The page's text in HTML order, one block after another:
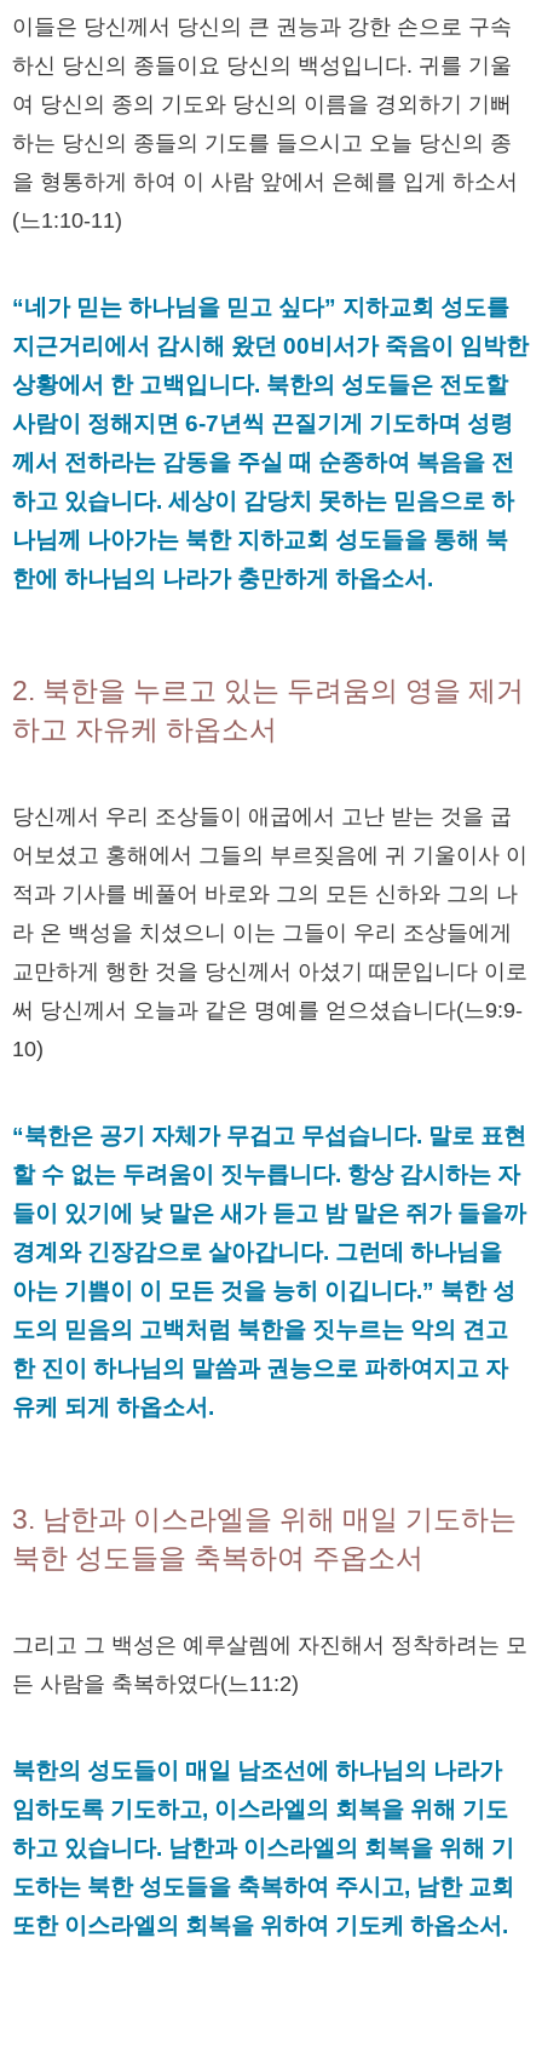
이들은 당신께서 당신의 큰 권능과 강한 손으로 구속
하신 당신의 종들이요 당신의 백성입니다. 귀를 기울
여 당신의 종의 기도와 당신의 이름을 경외하기 기뻐
하는 당신의 종들의 기도를 들으시고 오늘 당신의 종
을 형통하게 하여 이 사람 앞에서 은혜를 입게 하소서
(느1:10-11)
“네가 믿는 하나님을 믿고 싶다” 지하교회 성도를
지근거리에서 감시해 왔던 00비서가 죽음이 임박한
상황에서 한 고백입니다. 북한의 성도들은 전도할
사람이 정해지면 6-7년씩 끈질기게 기도하며 성령
께서 전하라는 감동을 주실 때 순종하여 복음을 전
하고 있습니다. 세상이 감당치 못하는 믿음으로 하
나님께 나아가는 북한 지하교회 성도들을 통해 북
한에 하나님의 나라가 충만하게 하옵소서.
2. 북한을 누르고 있는 두려움의 영을 제거
하고 자유케 하옵소서
당신께서 우리 조상들이 애굽에서 고난 받는 것을 굽
어보셨고 홍해에서 그들의 부르짖음에 귀 기울이사 이
적과 기사를 베풀어 바로와 그의 모든 신하와 그의 나
라 온 백성을 치셨으니 이는 그들이 우리 조상들에게
교만하게 행한 것을 당신께서 아셨기 때문입니다 이로
써 당신께서 오늘과 같은 명예를 얻으셨습니다(느9:9-
10)
“북한은 공기 자체가 무겁고 무섭습니다. 말로 표현
할 수 없는 두려움이 짓누릅니다. 항상 감시하는 자
들이 있기에 낮 말은 새가 듣고 밤 말은 쥐가 들을까
경계와 긴장감으로 살아갑니다. 그런데 하나님을
아는 기쁨이 이 모든 것을 능히 이깁니다.” 북한 성
도의 믿음의 고백처럼 북한을 짓누르는 악의 견고
한 진이 하나님의 말씀과 권능으로 파하여지고 자
유케 되게 하옵소서.
3. 남한과 이스라엘을 위해 매일 기도하는
북한 성도들을 축복하여 주옵소서
그리고 그 백성은 예루살렘에 자진해서 정착하려는 모
든 사람을 축복하였다(느11:2)
북한의 성도들이 매일 남조선에 하나님의 나라가
임하도록 기도하고, 이스라엘의 회복을 위해 기도
하고 있습니다. 남한과 이스라엘의 회복을 위해 기
도하는 북한 성도들을 축복하여 주시고, 남한 교회
또한 이스라엘의 회복을 위하여 기도케 하옵소서.